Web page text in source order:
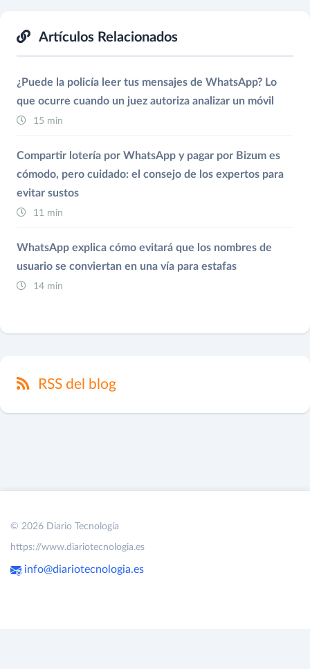
Artículos Relacionados
¿Puede la policía leer tus mensajes de WhatsApp? Lo
que ocurre cuando un juez autoriza analizar un móvil
15 min
Compartir lotería por WhatsApp y pagar por Bizum es
cómodo, pero cuidado: el consejo de los expertos para
evitar sustos
11 min
WhatsApp explica cómo evitará que los nombres de
usuario se conviertan en una vía para estafas
14 min
RSS del blog
© 2026 Diario Tecnología
https://www.diariotecnologia.es
info@diariotecnologia.es